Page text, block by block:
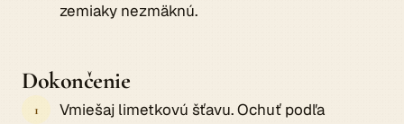
zemiaky nezmäknú.
Dokončenie
Vmiešaj limetkovú šťavu. Ochuť podľa